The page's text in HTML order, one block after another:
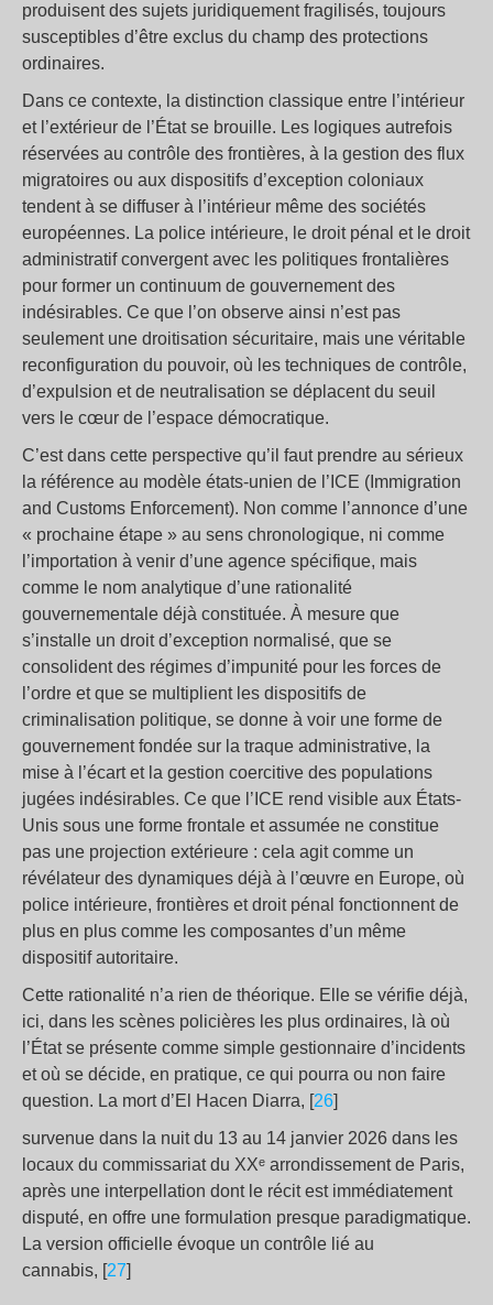
produisent des sujets juridiquement fragilisés, toujours
susceptibles d’être exclus du champ des protections
ordinaires.
Dans ce contexte, la distinction classique entre l’intérieur
et l’extérieur de l’État se brouille. Les logiques autrefois
réservées au contrôle des frontières, à la gestion des flux
migratoires ou aux dispositifs d’exception coloniaux
tendent à se diffuser à l’intérieur même des sociétés
européennes. La police intérieure, le droit pénal et le droit
administratif convergent avec les politiques frontalières
pour former un continuum de gouvernement des
indésirables. Ce que l’on observe ainsi n’est pas
seulement une droitisation sécuritaire, mais une véritable
reconfiguration du pouvoir, où les techniques de contrôle,
d’expulsion et de neutralisation se déplacent du seuil
vers le cœur de l’espace démocratique.
C’est dans cette perspective qu’il faut prendre au sérieux
la référence au modèle états-unien de l’ICE (Immigration
and Customs Enforcement). Non comme l’annonce d’une
« prochaine étape » au sens chronologique, ni comme
l’importation à venir d’une agence spécifique, mais
comme le nom analytique d’une rationalité
gouvernementale déjà constituée. À mesure que
s’installe un droit d’exception normalisé, que se
consolident des régimes d’impunité pour les forces de
l’ordre et que se multiplient les dispositifs de
criminalisation politique, se donne à voir une forme de
gouvernement fondée sur la traque administrative, la
mise à l’écart et la gestion coercitive des populations
jugées indésirables. Ce que l’ICE rend visible aux États-
Unis sous une forme frontale et assumée ne constitue
pas une projection extérieure : cela agit comme un
révélateur des dynamiques déjà à l’œuvre en Europe, où
police intérieure, frontières et droit pénal fonctionnent de
plus en plus comme les composantes d’un même
dispositif autoritaire.
Cette rationalité n’a rien de théorique. Elle se vérifie déjà,
ici, dans les scènes policières les plus ordinaires, là où
l’État se présente comme simple gestionnaire d’incidents
et où se décide, en pratique, ce qui pourra ou non faire
question. La mort d’El Hacen Diarra, [26]
survenue dans la nuit du 13 au 14 janvier 2026 dans les
locaux du commissariat du XXᵉ arrondissement de Paris,
après une interpellation dont le récit est immédiatement
disputé, en offre une formulation presque paradigmatique.
La version officielle évoque un contrôle lié au
cannabis, [27]